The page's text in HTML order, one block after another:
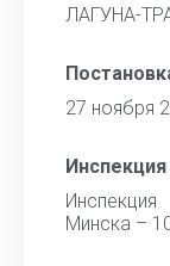
ЛАГУНА-
27 ноября
Минска –